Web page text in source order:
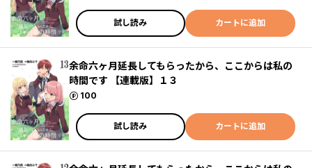
試し読み カートに追加
余命六ヶ月延長してもらったから、ここからは私の
時間です 【連載版】１３
100
ポイント
試し読み カートに追加